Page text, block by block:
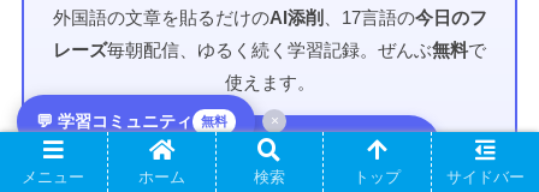
外国語の文章を貼るだけのAI添削 、17言語の今日のフ
レーズ毎朝配信、ゆるく続く学習記録。ぜんぶ無料で
使えます。
💬 Discordで参加する（無料）
💬 学習コミュニティ 無料 ×
メニュー ホーム 検索 トップ サイドバー